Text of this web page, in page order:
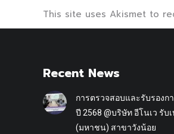
This site uses Akismet to
Recent News
การตรวจสอบและรับรองก
ปี 2568 @บริษัท อีโนเว รับ
(มหาชน) สาขาวังน้อย